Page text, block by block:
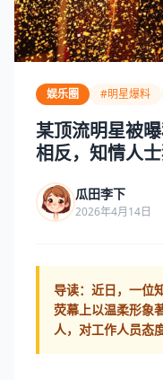
娱乐圈 #明星爆料
某顶流明星被
相反，知情人
瓜田李下
2026年4月14日
导读： 近日，一位
荧幕上以温柔形象
人，对工作人员态